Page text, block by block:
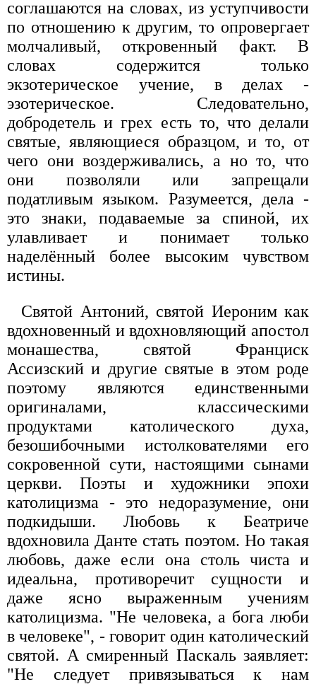
соглашаются на словах, из уступчивости
по отношению к другим, то опровергает
молчаливый, откровенный факт. В
словах содержится только
экзотерическое учение, в делах -
эзотерическое. Следовательно,
добродетель и грех есть то, что делали
святые, являющиеся образцом, и то, от
чего они воздерживались, а но то, что
они позволяли или запрещали
податливым языком. Разумеется, дела -
это знаки, подаваемые за спиной, их
улавливает и понимает только
наделённый более высоким чувством
истины.
Святой Антоний, святой Иероним как
вдохновенный и вдохновляющий апостол
монашества, святой Франциск
Ассизский и другие святые в этом роде
поэтому являются единственными
оригиналами, классическими
продуктами католического духа,
безошибочными истолкователями его
сокровенной сути, настоящими сынами
церкви. Поэты и художники эпохи
католицизма - это недоразумение, они
подкидыши. Любовь к Беатриче
вдохновила Данте стать поэтом. Но такая
любовь, даже если она столь чиста и
идеальна, противоречит сущности и
даже ясно выраженным учениям
католицизма. "Не человека, а бога люби
в человеке", - говорит один католический
святой. А смиренный Паскаль заявляет:
"Не следует привязываться к нам